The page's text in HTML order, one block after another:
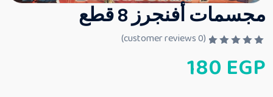
مجسمات أفنجرز 8 قطع
م
ا
(
0
180 EGP